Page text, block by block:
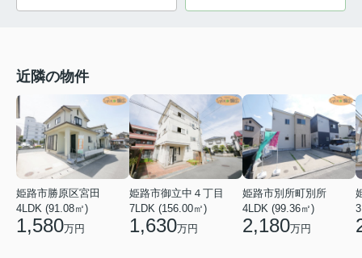
近隣の物件
姫路市勝原区宮田
4LDK (91.08㎡)
1,580万円
姫路市御立中４丁目
7LDK (156.00㎡)
1,630万円
姫路市別所町別所
4LDK (99.36㎡)
2,180万円